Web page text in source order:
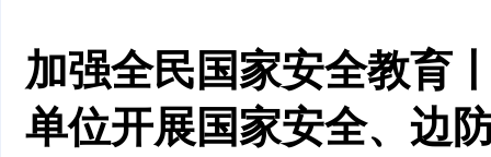
加强全民国家安全教育
单位开展国家安全、边